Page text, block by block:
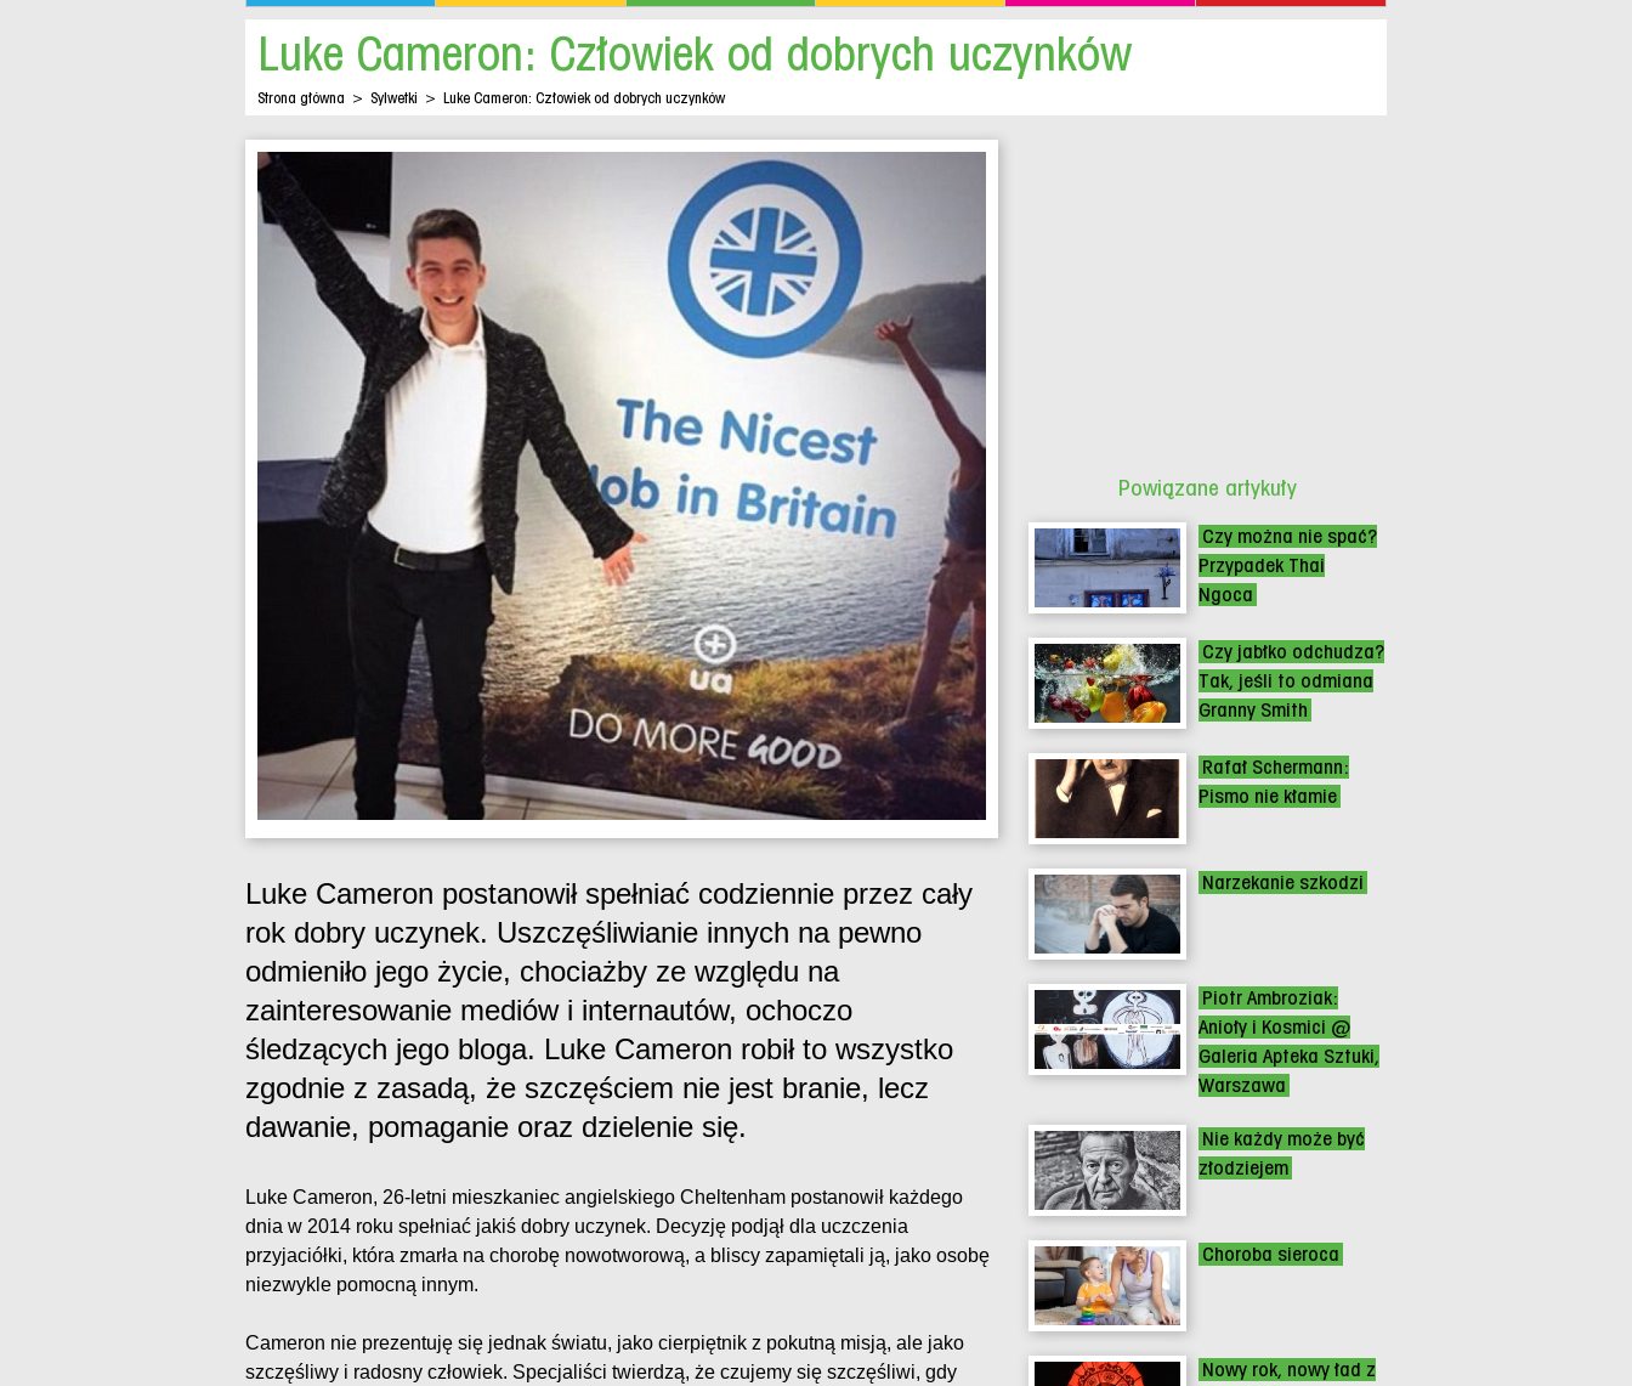
Luke Cameron: Człowiek od dobrych uczynków
Strona główna > Sylwetki > Luke Cameron: Człowiek od dobrych uczynków
Luke Cameron postanowił spełniać codziennie przez cały
rok dobry uczynek. Uszczęśliwianie innych na pewno
odmieniło jego życie, chociażby ze względu na
zainteresowanie mediów i internautów, ochoczo
śledzących jego bloga. Luke Cameron robił to wszystko
zgodnie z zasadą, że szczęściem nie jest branie, lecz
dawanie, pomaganie oraz dzielenie się.
Luke Cameron, 26-letni mieszkaniec angielskiego Cheltenham postanowił każdego
dnia w 2014 roku spełniać jakiś dobry uczynek. Decyzję podjął dla uczczenia
przyjaciółki, która zmarła na chorobę nowotworową, a bliscy zapamiętali ją, jako osobę
niezwykle pomocną innym.
Cameron nie prezentuję się jednak światu, jako cierpiętnik z pokutną misją, ale jako
szczęśliwy i radosny człowiek. Specjaliści twierdzą, że czujemy się szczęśliwi, gdy
Powiązane artykuły
Czy można nie spać?
Przypadek Thai
Ngoca
Czy jabłko odchudza?
Tak, jeśli to odmiana
Granny Smith
Rafał Schermann:
Pismo nie kłamie
Narzekanie szkodzi
Piotr Ambroziak:
Anioły i Kosmici @
Galeria Apteka Sztuki,
Warszawa
Nie każdy może być
złodziejem
Choroba sieroca
Nowy rok, nowy ład z